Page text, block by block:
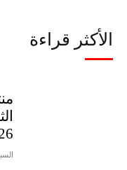
الأكثر قراءة
السبت، 10